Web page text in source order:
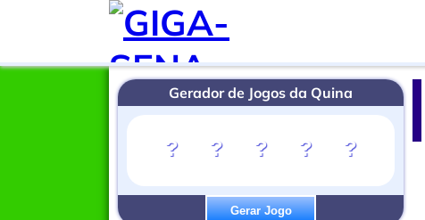
Gerador de Jogos da Quina
? ? ? ? ?
Gerar Jogo